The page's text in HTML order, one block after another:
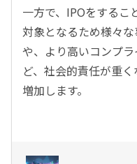
一方で、IPOをするこ
対象となるため様々
や、より高いコンプ
ど、社会的責任が重
増加します。